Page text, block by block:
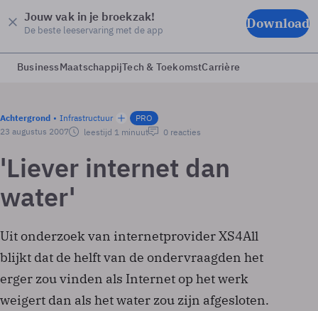
Jouw vak in je broekzak!
De beste leeservaring met de app Download
BusinessMaatschappijTech & ToekomstCarrière
Achtergrond Infrastructuur
PRO
23 augustus 2007
leestijd 1 minuut 0 reacties
'Liever internet dan
water'
Uit onderzoek van internetprovider XS4All
blijkt dat de helft van de ondervraagden het
erger zou vinden als Internet op het werk
weigert dan als het water zou zijn afgesloten.